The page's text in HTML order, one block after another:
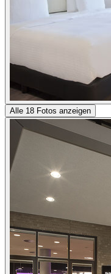
Alle 18 Fotos anzeigen